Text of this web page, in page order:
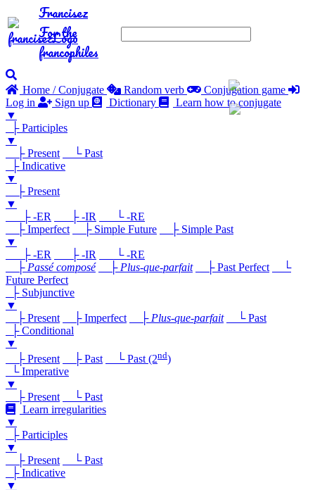
Francisez
For the
francophiles
Home / Conjugate Random verb
Conjugation game
Log in
Sign up Dictionary
Learn how to conjugate
▼
├ Participles
▼
├ Present
└ Past
├ Indicative
▼
├ Present
▼
├ -ER
├ -IR
└ -RE
├ Imperfect
├ Simple Future
├ Simple Past
▼
├ -ER
├ -IR
└ -RE
├ Passé composé ├ Plus-que-parfait ├ Past Perfect
└
Future Perfect
├ Subjunctive
▼
├ Present
├ Imperfect ├ Plus-que-parfait
└ Past
├ Conditional
▼
├ Present
├ Past └ Past (2nd)
└ Imperative
▼
├ Present
└ Past
Learn irregularities
▼
├ Participles
▼
├ Present
└ Past
├ Indicative
▼